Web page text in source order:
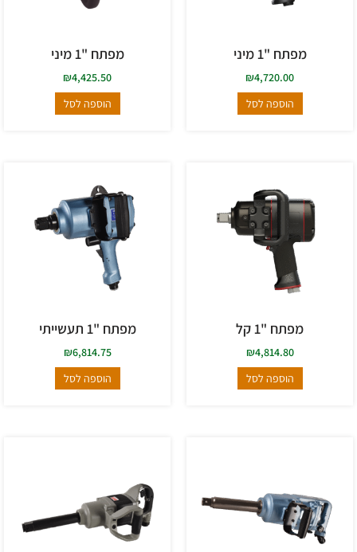
מפתח "1 מיני
₪4,720.00
הוספה לסל
מפתח "1 מיני
₪4,425.50
הוספה לסל
מפתח "1 קל
₪4,814.80
הוספה לסל
מפתח "1 תעשייתי
₪6,814.75
הוספה לסל